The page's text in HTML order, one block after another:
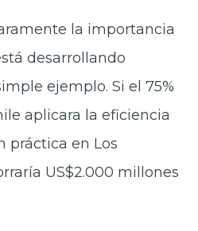
la importancia
desarrollando
ejemplo. Si el 75%
aplicara la eficiencia
práctica en Los
US$2.000 millones